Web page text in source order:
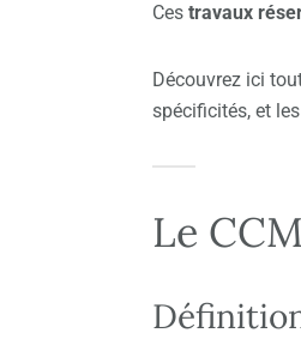
Ces travaux
Découvrez ici
spécificités, et
Le